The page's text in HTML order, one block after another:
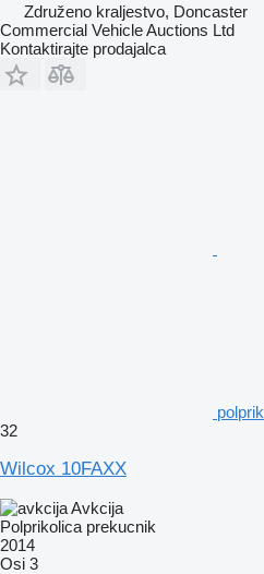
Združeno kraljestvo, Doncaster
Commercial Vehicle Auctions Ltd
Kontaktirajte prodajalca
32
Wilcox 10FAXX
Avkcija
Polprikolica prekucnik
2014
Osi 3